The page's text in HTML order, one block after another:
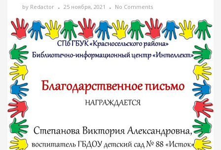
by Redactor 25 ноября, 2021 No Comments